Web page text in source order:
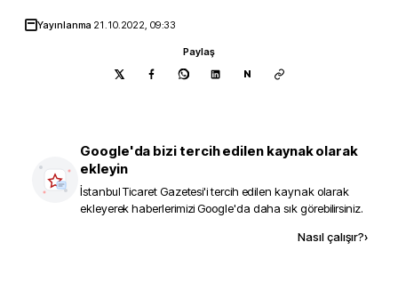
Yayınlanma 21.10.2022, 09:33
Paylaş
N
Google'da bizi tercih edilen kaynak olarak
ekleyin
İstanbul Ticaret Gazetesi'i tercih edilen kaynak olarak
ekleyerek haberlerimizi Google'da daha sık görebilirsiniz.
Nasıl çalışır?›